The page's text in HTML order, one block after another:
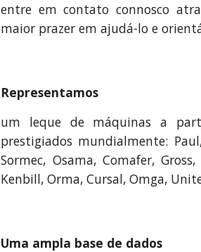
entre em contato connosco
maior prazer em ajudá-lo e
Representamos
um leque de máquinas a
prestigiados mundialmente:
Sormec, Osama, Comafer,
Kenbill, Orma, Cursal, Omga,
Uma ampla base de dados